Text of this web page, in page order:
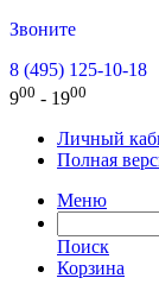
Звоните
8 (495) 125-10-18
900 - 1900
Личный
Полная
Меню
Поиск
Корзина